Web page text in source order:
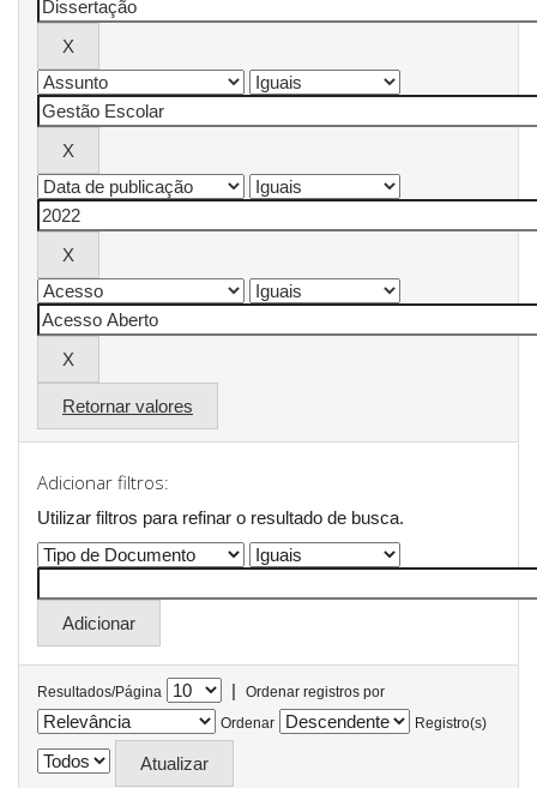
Retornar valores
Adicionar filtros:
Utilizar filtros para refinar o resultado de busca.
Resultados/Página |
Ordenar registros por
Ordenar
Registro(s)